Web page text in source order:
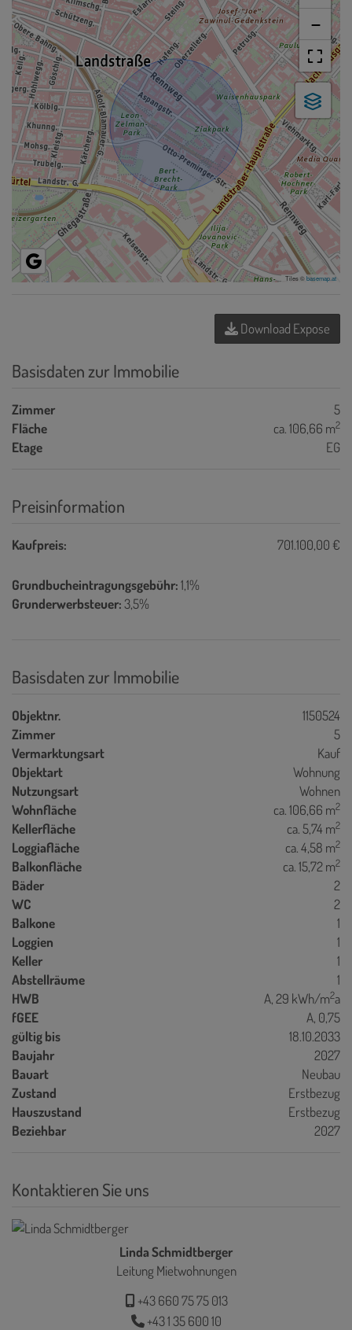
−
Tiles ©basemap.at
Download Expose
Basisdaten zur Immobilie
Zimmer
5
Fläche
ca. 106,66 m2
Etage EG
Preisinformation
Kaufpreis: 701.100,00 €
Grundbucheintragungsgebühr:1,1%
Grunderwerbsteuer:3,5%
Basisdaten zur Immobilie
Objektnr.
1150524
Zimmer
5
Vermarktungsart
Kauf
Objektart
Wohnung
Nutzungsart
Wohnen
Wohnfläche
ca. 106,66 m2
Kellerfläche ca. 5,74 m2
Loggiafläche ca. 4,58 m2
Balkonfläche ca. 15,72 m2
Bäder
2
WC
2
Balkone
1
Loggien
1
Keller
1
Abstellräume
1
HWB
A, 29 kWh/m2a
fGEE
A, 0,75
gültig bis
18.10.2033
Baujahr
2027
Bauart
Neubau
Zustand
Erstbezug
Hauszustand
Erstbezug
Beziehbar
2027
Kontaktieren Sie uns
Linda Schmidtberger
Leitung Mietwohnungen
+43 660 75 75 013
+43 1 35 600 10